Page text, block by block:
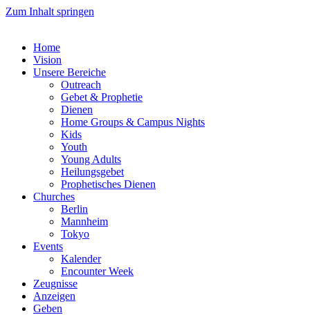
Zum Inhalt springen
Home
Vision
Unsere Bereiche
Outreach
Gebet & Prophetie
Dienen
Home Groups & Campus Nights
Kids
Youth
Young Adults
Heilungsgebet
Prophetisches Dienen
Churches
Berlin
Mannheim
Tokyo
Events
Kalender
Encounter Week
Zeugnisse
Anzeigen
Geben